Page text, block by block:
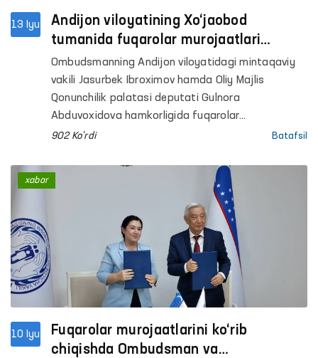
13 Iyu
Andijon viloyatining Xo‘jaobod
tumanida fuqarolar murojaatlari
mahallabay o‘rganildi
Ombudsmanning Andijon viloyatidagi mintaqaviy
vakili Jasurbek Ibroximov hamda Oliy Majlis
Qonunchilik palatasi deputati Gulnora
Abduvoxidova hamkorligida fuqarolar
murojaatlarini joyida o‘rganish maqsadida Andijon
902 Ko'rdi Batafsil
10 Iyu
Fuqarolar murojaatlarini ko‘rib
chiqishda Ombudsman va
xabar